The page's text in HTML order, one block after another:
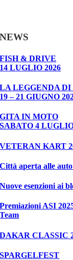
NEWS
FISH & DRIVE
14 LUGLIO 2026
LA LEGGENDA DI
19 – 21 GIUGNO
GITA IN MOTO
SABATO 4
VETERAN KART
Città aperta alle auto
Nuove esenzioni ai
Premiazioni ASI
Team
DAKAR CLASSIC
SPARGELFEST